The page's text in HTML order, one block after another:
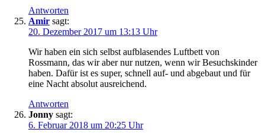
Antworten
Amir sagt:
20. Dezember 2017 um 13:13 Uhr
Wir haben ein sich selbst aufblasendes Luftbett von
Rossmann, das wir aber nur nutzen, wenn wir Besuchskinder
haben. Dafür ist es super, schnell auf- und abgebaut und für
eine Nacht absolut ausreichend.
Antworten
Jonny sagt:
6. Februar 2018 um 20:25 Uhr